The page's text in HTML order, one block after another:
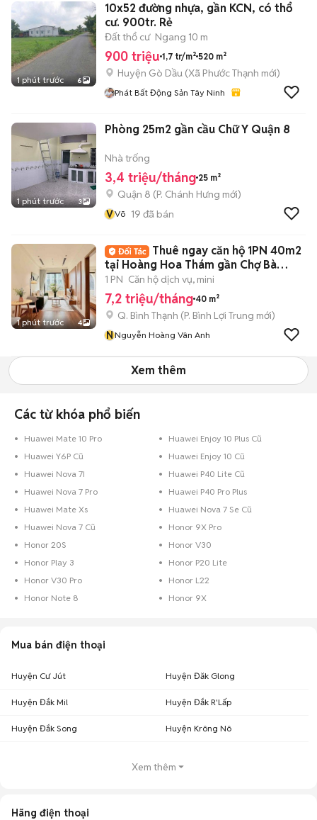
1 phút trước 6
10x52 đường nhựa, gần KCN, có thổ
cư. 900tr. Rẻ
Đất thổ cư Ngang 10 m
900 triệu 1,7 tr/m² 520 m²
Huyện Gò Dầu (Xã Phước Thạnh mới)
Phát Bất Động Sản Tây Ninh
1 phút trước 3
Phòng 25m2 gần cầu Chữ Y Quận 8
Nhà trống
3,4 triệu/tháng 25 m²
Quận 8 (P. Chánh Hưng mới)
VVõ 19 đã bán
1 phút trước 4
Thuê ngay căn hộ 1PN 40m2
tại Hoàng Hoa Thám gần Chợ Bà
Chiểu
1 PN Căn hộ dịch vụ, mini
7,2 triệu/tháng 40 m²
Q. Bình Thạnh (P. Bình Lợi Trung mới)
NNguyễn Hoàng Vân Anh
Xem thêm
Các từ khóa phổ biến
Huawei Mate 10 Pro
Huawei Enjoy 10 Plus Cũ
Huawei Y6P Cũ
Huawei Enjoy 10 Cũ
Huawei Nova 7I
Huawei P40 Lite Cũ
Huawei Nova 7 Pro
Huawei P40 Pro Plus
Huawei Mate Xs
Huawei Nova 7 Se Cũ
Huawei Nova 7 Cũ
Honor 9X Pro
Honor 20S
Honor V30
Honor Play 3
Honor P20 Lite
Honor V30 Pro
Honor L22
Honor Note 8
Honor 9X
Mua bán điện thoại
Huyện Cư Jút Huyện Đăk Glong
Huyện Đắk Mil Huyện Đắk R'Lấp
Huyện Đắk Song Huyện Krông Nô
Xem thêm
Hãng điện thoại